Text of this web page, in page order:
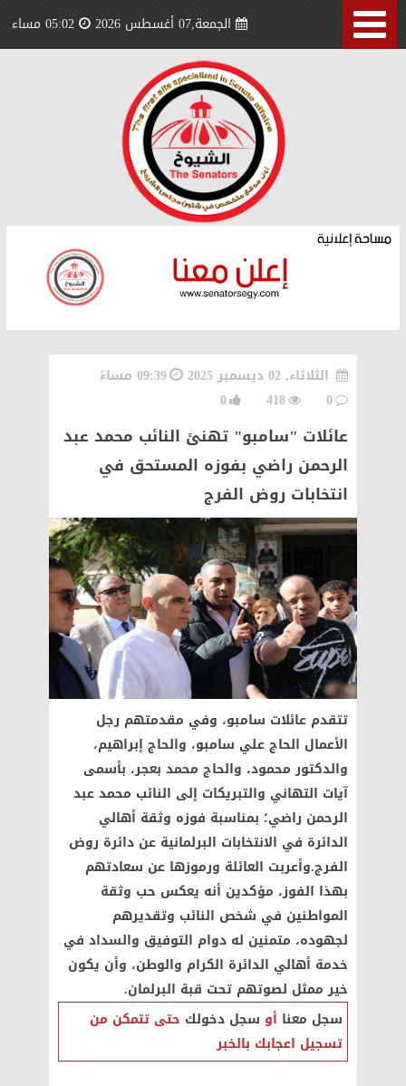
الجمعة,07 أغسطس 2026 05:02 مساء
الثلاثاء, 02 ديسمبر 2025
09:39 مساءً
0
418
0
عائلات "سامبو" تهنئ النائب محمد عبد
الرحمن راضي بفوزه المستحق في
انتخابات روض الفرج
تتقدم عائلات سامبو، وفي مقدمتهم رجل
الأعمال الحاج علي سامبو، والحاج إبراهيم،
والدكتور محمود، والحاج محمد بعجر، بأسمى
آيات التهاني والتبريكات إلى النائب محمد عبد
الرحمن راضي؛ بمناسبة فوزه وثقة أهالي
الدائرة في الانتخابات البرلمانية عن دائرة روض
الفرج. ​وأعربت العائلة ورموزها عن سعادتهم
بهذا الفوز، مؤكدين أنه يعكس حب وثقة
المواطنين في شخص النائب وتقديرهم
لجهوده، متمنين له دوام التوفيق والسداد في
خدمة أهالي الدائرة الكرام والوطن، وأن يكون
خير ممثل لصوتهم تحت قبة البرلمان.
سجل معنا أو سجل دخولك حتى تتمكن من
تسجيل اعجابك بالخبر